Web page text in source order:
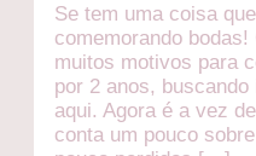
Se tem uma coisa
comemorando
muitos motivos para
por 2 anos,
aqui. Agora é a vez
conta um pouco